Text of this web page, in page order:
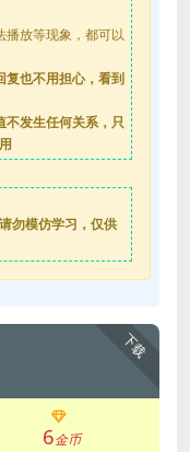
播放等现象，都可以
复也不用担心，看到
不发生任何关系，只
勿模仿学习，仅供
下载
6金币